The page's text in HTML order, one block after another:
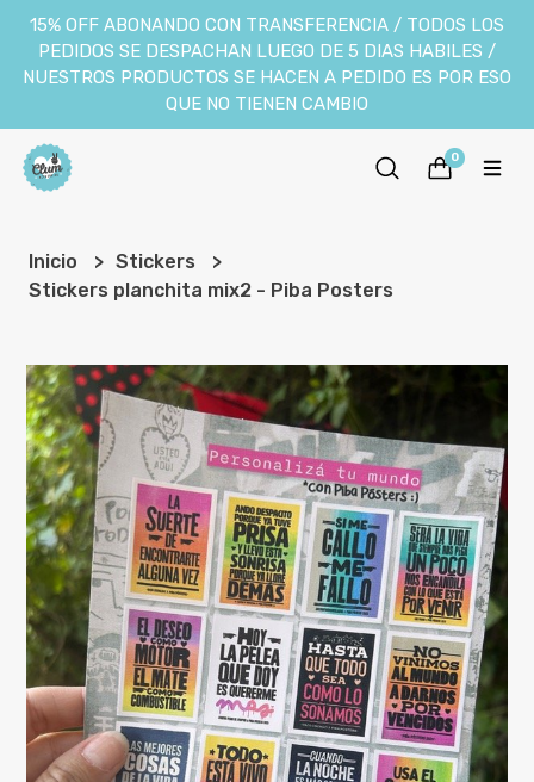
15% OFF ABONANDO CON TRANSFERENCIA / TODOS LOS
PEDIDOS SE DESPACHAN LUEGO DE 5 DIAS HABILES /
NUESTROS PRODUCTOS SE HACEN A PEDIDO ES POR ESO
QUE NO TIENEN CAMBIO
0
Inicio
Stickers
Stickers planchita mix2 - Piba Posters